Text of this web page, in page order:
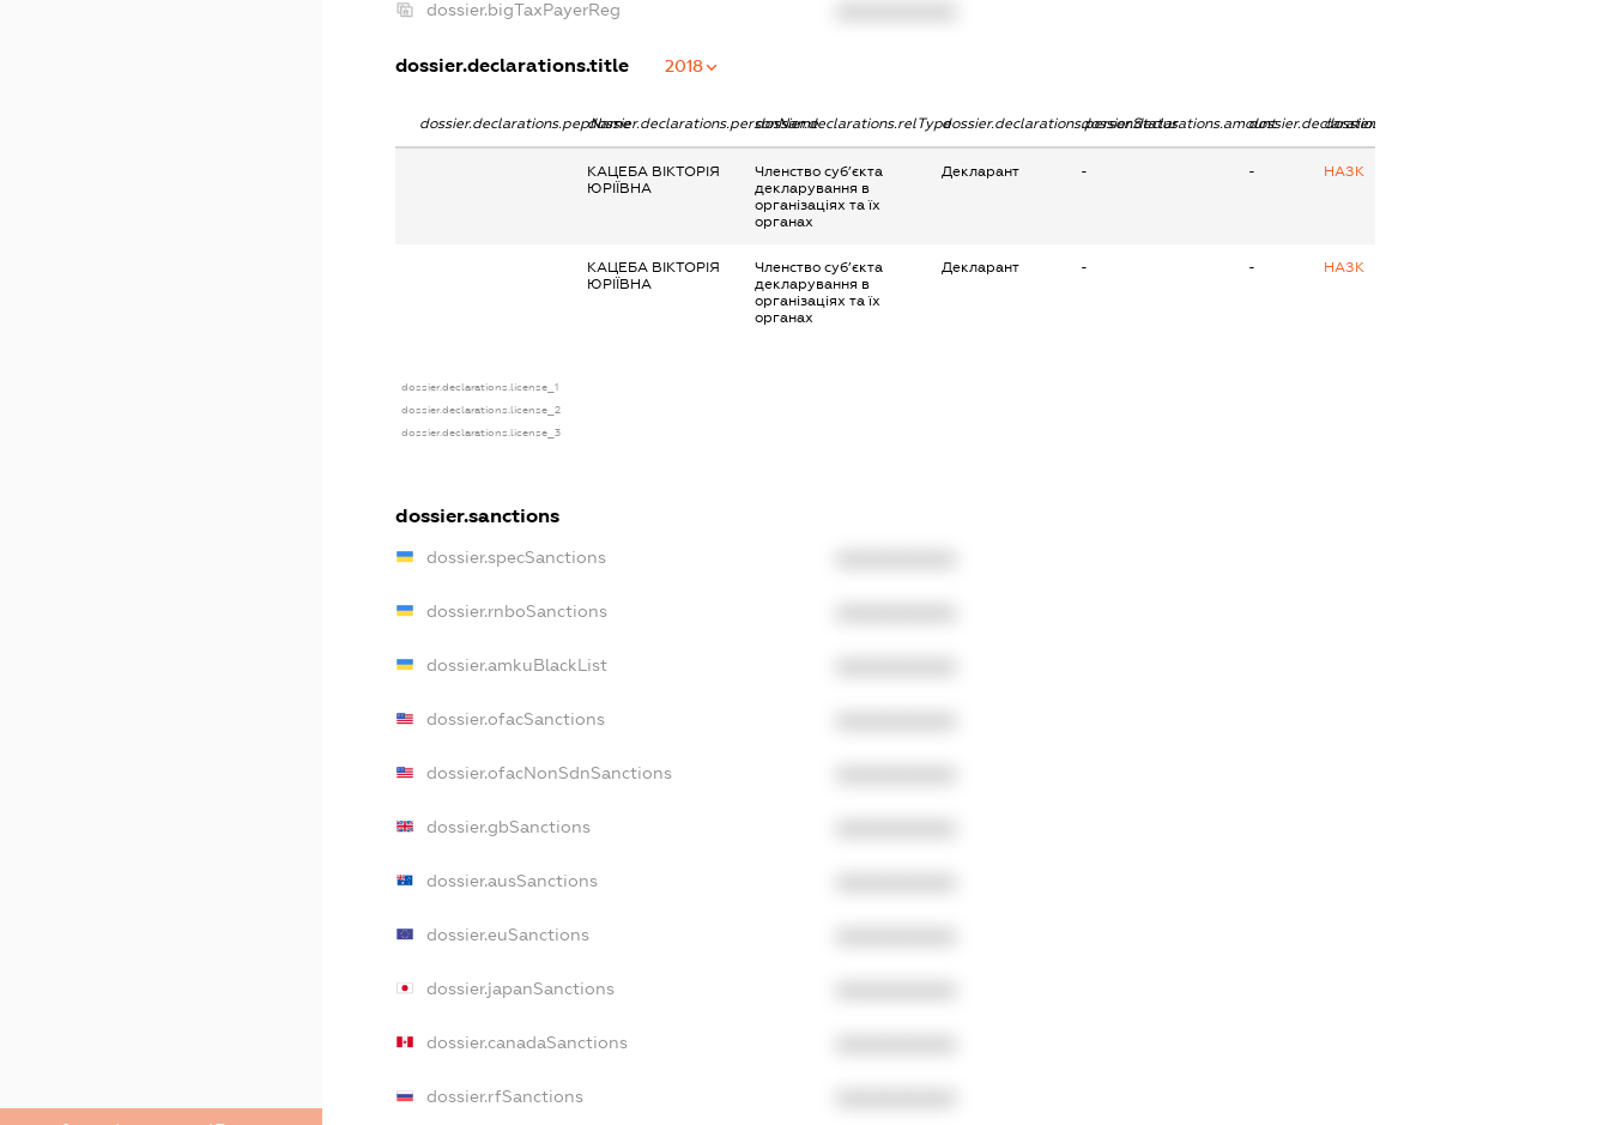
dossier.bigTaxPayerReg
dossier.declarations.title 2018
dossier.declarations.pepNamedossier.declarations.personNamedossier.declarations.relTypedossier.declarations.personStatusdossier.declarations.amountdossier.declarations.currency
dossier.declarations.source
КАЦЕБА ВІКТОРІЯ
ЮРІЇВНА
Членство суб’єкта
декларування в
організаціях та їх
органах
Декларант - - НАЗК
КАЦЕБА ВІКТОРІЯ
ЮРІЇВНА
Членство суб’єкта
декларування в
організаціях та їх
органах
Декларант - - НАЗК
dossier.declarations.license_1
dossier.declarations.license_2
dossier.declarations.license_3
dossier.sanctions
dossier.specSanctions
dossier.rnboSanctions
dossier.amkuBlackList
dossier.ofacSanctions
dossier.ofacNonSdnSanctions
dossier.gbSanctions
dossier.ausSanctions
dossier.euSanctions
dossier.japanSanctions
dossier.canadaSanctions
dossier.rfSanctions